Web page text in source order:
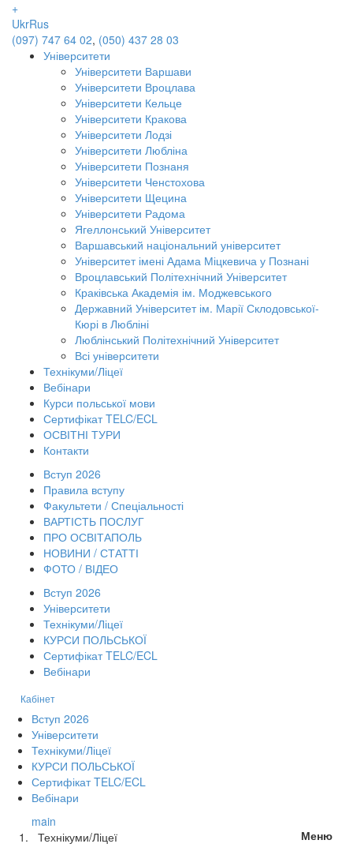
+
UkrRus
(097) 747 64 02, (050) 437 28 03
Університети
Університети Варшави
Університети Вроцлава
Університети Кельце
Університети Кракова
Університети Лодзі
Університети Любліна
Університети Познаня
Університети Ченстохова
Університети Щецина
Університети Радома
Ягеллонський Університет
Варшавський національний університет
Університет імені Адама Міцкевича у Познані
Вроцлавський Політехнічний Університет
Краківська Академія ім. Моджевського
Державний Університет ім. Марії Склодовської-
Кюрі в Любліні
Люблінський Політехнічний Університет
Всі університети
Технікуми/Ліцеї
Вебінари
Курси польської мови
Сертифікат TELC/ECL
ОСВІТНІ ТУРИ
Контакти
Вступ 2026
Правила вступу
Факультети / Спеціальності
ВАРТІСТЬ ПОСЛУГ
ПРО ОСВІТАПОЛЬ
НОВИНИ / СТАТТІ
ФОТО / ВІДЕО
Вступ 2026
Університети
Технікуми/Ліцеї
КУРСИ ПОЛЬСЬКОЇ
Сертифікат TELC/ECL
Вебінари
Кабінет
Вступ 2026
Університети
Технікуми/Ліцеї
КУРСИ ПОЛЬСЬКОЇ
Сертифікат TELC/ECL
Вебінари
Меню
main
Технікуми/Ліцеї